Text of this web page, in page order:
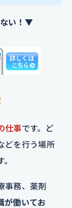
い！▼
仕事です。ど
どを行う場所
事務、薬剤
が働いてお